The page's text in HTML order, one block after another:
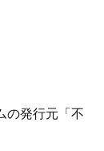
の発行元「不